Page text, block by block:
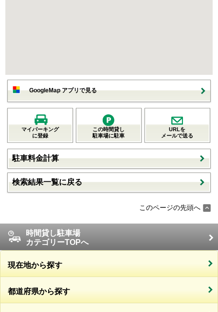
GoogleMap アプリで見る
マイパーキング
に登録
この時間貸し
駐車場に駐車
URLを
メールで送る
駐車料金計算
検索結果一覧に戻る
このページの先頭へ
時間貸し駐車場
カテゴリーTOPへ
現在地から探す
都道府県から探す